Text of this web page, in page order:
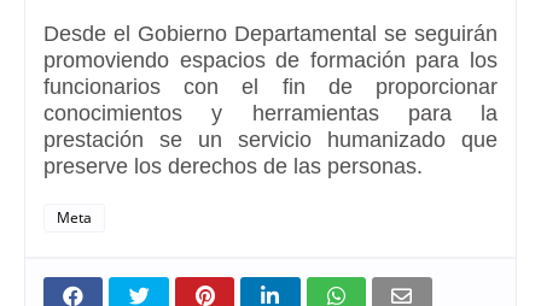
Desde el Gobierno Departamental se seguirán
promoviendo espacios de formación para los
funcionarios con el fin de proporcionar
conocimientos y herramientas para la
prestación se un servicio humanizado que
preserve los derechos de las personas.
Meta